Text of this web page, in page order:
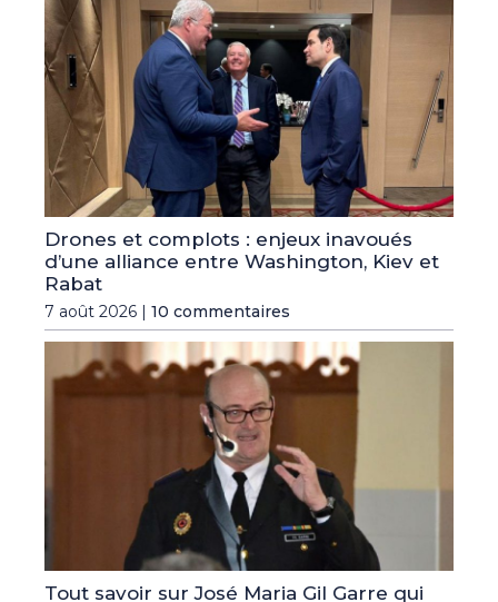
Drones et complots : enjeux inavoués
d’une alliance entre Washington, Kiev et
Rabat
7 août 2026 | 10 commentaires
Tout savoir sur José Maria Gil Garre qui